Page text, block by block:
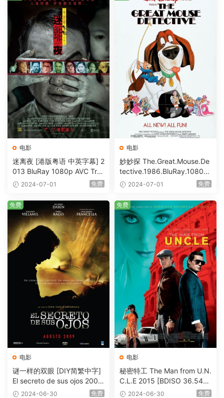
电影
迷离夜 [港版粤语 中英字幕] 2
013 BluRay 1080p AVC Tru
eHD5.1 [BDISO 22.64GB]
2024-07-01 免费
电影
妙妙探 The.Great.Mouse.De
tective.1986.BluRay.1080p.
AVC.DTS-HD.MA.5.1-HDHo
2024-07-01 免费
电影
谜一样的双眼 [DIY简繁中字]
El secreto de sus ojos 2009
1080p Blu-ray AVC DTS-HD
2024-06-30 免费
免费
电影
秘密特工 The Man from U.N.
C.L.E 2015 [BDISO 36.54G
B] 2024-06-30 免费
免费